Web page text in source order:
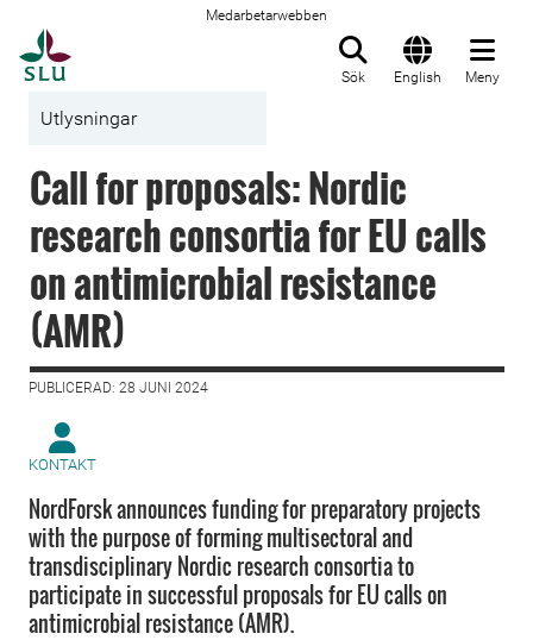
Medarbetarwebben
Sök English Meny
Utlysningar
Call for proposals: Nordic
research consortia for EU calls
on antimicrobial resistance
(AMR)
PUBLICERAD: 28 JUNI 2024
KONTAKT
NordForsk announces funding for preparatory projects
with the purpose of forming multisectoral and
transdisciplinary Nordic research consortia to
participate in successful proposals for EU calls on
antimicrobial resistance (AMR).